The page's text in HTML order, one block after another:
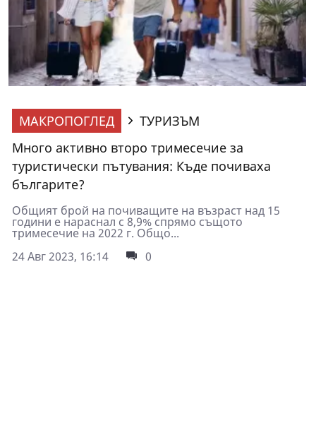
МАКРОПОГЛЕД
ТУРИЗЪМ
Много активно второ тримесечие за
туристически пътувания: Къде почиваха
българите?
Общият брой на почиващите на възраст над 15
години е нараснал с 8,9% спрямо същото
тримесечие на 2022 г. Общо...
24 Авг 2023, 16:14
0